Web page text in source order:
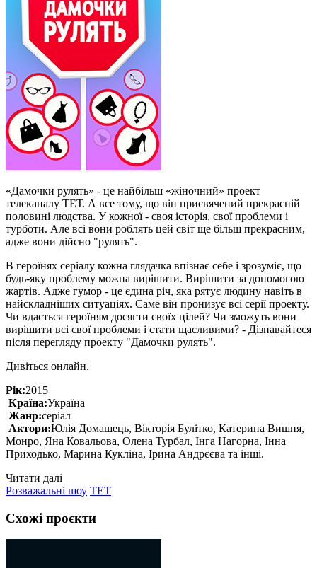
«Дамочки рулять» - це найбільш «жіночний» проект
телеканалу ТЕТ. А все тому, що він присвячений прекрасній
половині людства. У кожної - своя історія, свої проблеми і
турботи. Але всі вони роблять цей світ ще більш прекрасним,
адже вони дійсно "рулять".
В героїнях серіалу кожна глядачка впізнає себе і зрозуміє, що
будь-яку проблему можна вирішити. Вирішити за допомогою
жартів. Адже гумор - це єдина річ, яка рятує людину навіть в
найскладніших ситуаціях. Саме він пронизує всі серії проекту.
Чи вдасться героїням досягти своїх цілей? Чи зможуть вони
вирішити всі свої проблеми і стати щасливими? - Дізнавайтеся
після перегляду проекту "Дамочки рулять".
Дивіться онлайн.
Рік:2015
Країна:Україна
Жанр:серіал
Актори:Юлія Домашець, Вікторія Булітко, Катерина Вишня,
Монро, Яна Ковальова, Олена Турбал, Інга Нагорна, Інна
Приходько, Марина Кукліна, Ірина Андрєєва та інші.
Читати далі
Розважальні шоу ТЕТ
Схожі проєкти